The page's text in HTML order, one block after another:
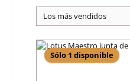
Sólo 1 disponible